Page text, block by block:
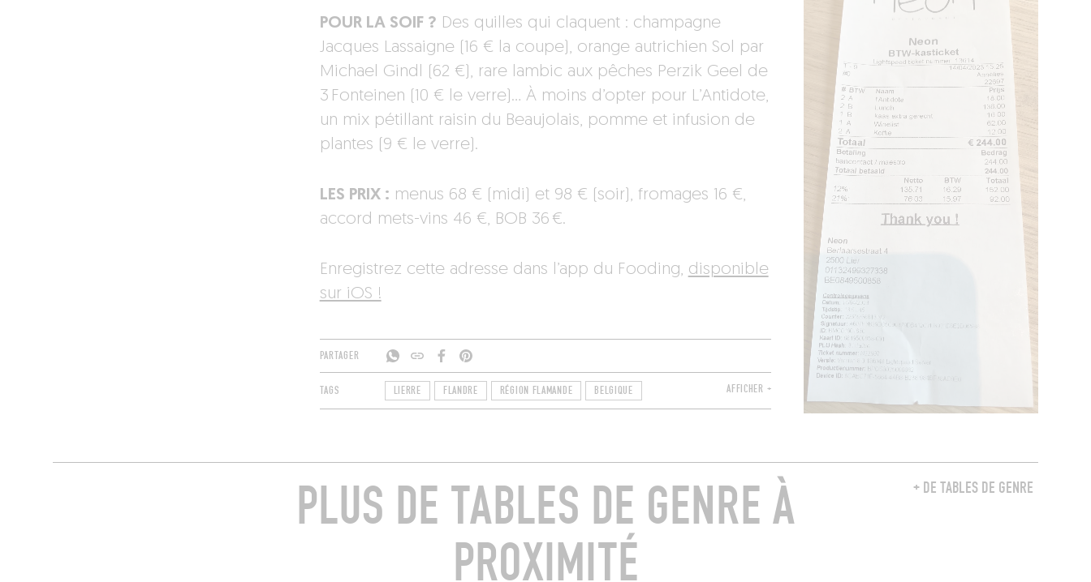
POUR LA SOIF ? Des quilles qui claquent : champagne
Jacques Lassaigne (16 € la coupe), orange autrichien Sol par
Michael Gindl (62 €), rare lambic aux pêches Perzik Geel de
3 Fonteinen (10 € le verre)… À moins d’opter pour L’Antidote,
un mix pétillant raisin du Beaujolais, pomme et infusion de
plantes (9 € le verre).
LES PRIX : menus 68 € (midi) et 98 € (soir), fromages 16 €,
accord mets-vins 46 €, BOB 36 €.
Enregistrez cette adresse dans l’app du Fooding, disponible
sur iOS !
PARTAGER
TAGS LIERRE FLANDRE RÉGION FLAMANDE BELGIQUE AFFICHER +
+ DE TABLES DE GENRE
PLUS DE TABLES DE GENRE À
PROXIMITÉ